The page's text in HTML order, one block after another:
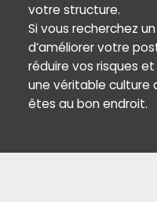
votre structure.
Si vous recherchez
d’améliorer votre
réduire vos risques
une véritable culture
êtes au bon endroit.